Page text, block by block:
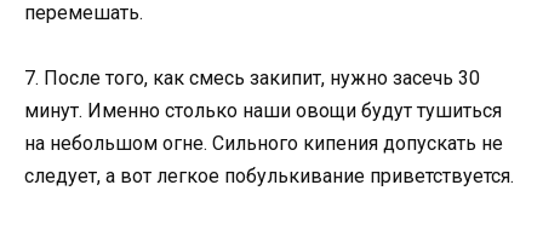
перемешать.
7. После того, как смесь закипит, нужно засечь 30
минут. Именно столько наши овощи будут тушиться
на небольшом огне. Сильного кипения допускать не
следует, а вот легкое побулькивание приветствуется.